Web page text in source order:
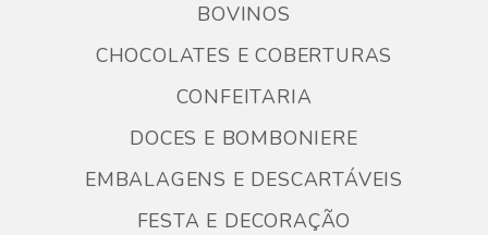
BOVINOS
CHOCOLATES E COBERTURAS
CONFEITARIA
DOCES E BOMBONIERE
EMBALAGENS E DESCARTÁVEIS
FESTA E DECORAÇÃO